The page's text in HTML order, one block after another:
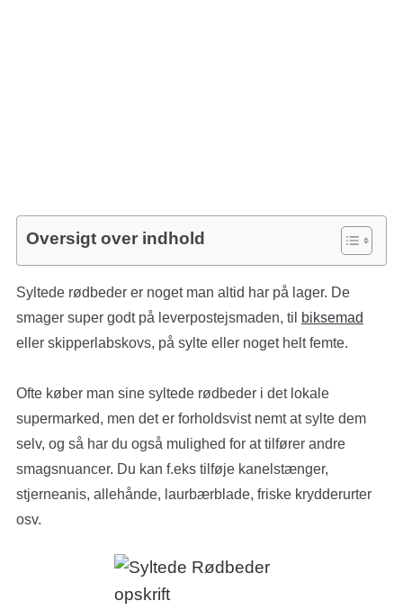
Oversigt over indhold
Syltede rødbeder er noget man altid har på lager. De
smager super godt på leverpostejsmaden, til
biksemad
eller skipperlabskovs, på sylte eller noget helt femte.
Ofte køber man sine syltede rødbeder i det lokale
supermarked, men det er forholdsvist nemt at sylte dem
selv, og så har du også mulighed for at tilfører andre
smagsnuancer. Du kan f.eks tilføje kanelstænger,
stjerneanis, allehånde, laurbærblade, friske krydderurter
osv.